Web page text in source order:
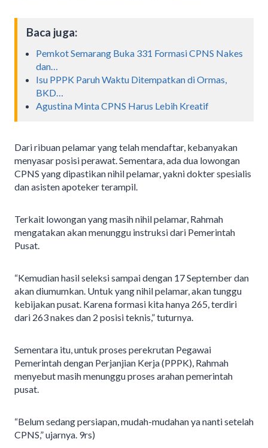
Baca juga:
Pemkot Semarang Buka 331 Formasi CPNS Nakes
dan…
Isu PPPK Paruh Waktu Ditempatkan di Ormas,
BKD…
Agustina Minta CPNS Harus Lebih Kreatif
Dari ribuan pelamar yang telah mendaftar, kebanyakan
menyasar posisi perawat. Sementara, ada dua lowongan
CPNS yang dipastikan nihil pelamar, yakni dokter spesialis
dan asisten apoteker terampil.
Terkait lowongan yang masih nihil pelamar, Rahmah
mengatakan akan menunggu instruksi dari Pemerintah
Pusat.
“Kemudian hasil seleksi sampai dengan 17 September dan
akan diumumkan. Untuk yang nihil pelamar, akan tunggu
kebijakan pusat. Karena formasi kita hanya 265, terdiri
dari 263 nakes dan 2 posisi teknis,” tuturnya.
Sementara itu, untuk proses perekrutan Pegawai
Pemerintah dengan Perjanjian Kerja (PPPK), Rahmah
menyebut masih menunggu proses arahan pemerintah
pusat.
“Belum sedang persiapan, mudah-mudahan ya nanti setelah
CPNS,” ujarnya. 9rs)